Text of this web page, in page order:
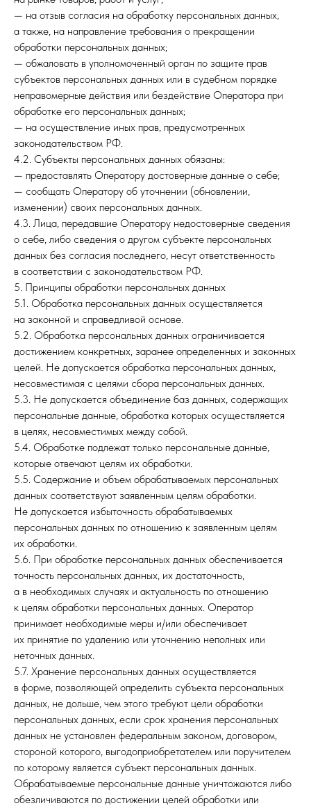
— на отзыв согласия на обработку персональных данных,
а также, на направление требования о прекращении
обработки персональных данных;
— обжаловать в уполномоченный орган по защите прав
субъектов персональных данных или в судебном порядке
неправомерные действия или бездействие Оператора при
обработке его персональных данных;
— на осуществление иных прав, предусмотренных
законодательством РФ.
4.2. Субъекты персональных данных обязаны:
— предоставлять Оператору достоверные данные о себе;
— сообщать Оператору об уточнении (обновлении,
изменении) своих персональных данных.
4.3. Лица, передавшие Оператору недостоверные сведения
о себе, либо сведения о другом субъекте персональных
данных без согласия последнего, несут ответственность
в соответствии с законодательством РФ.
5. Принципы обработки персональных данных
5.1. Обработка персональных данных осуществляется
на законной и справедливой основе.
5.2. Обработка персональных данных ограничивается
достижением конкретных, заранее определенных и законных
целей. Не допускается обработка персональных данных,
несовместимая с целями сбора персональных данных.
5.3. Не допускается объединение баз данных, содержащих
персональные данные, обработка которых осуществляется
в целях, несовместимых между собой.
5.4. Обработке подлежат только персональные данные,
которые отвечают целям их обработки.
5.5. Содержание и объем обрабатываемых персональных
данных соответствуют заявленным целям обработки.
Не допускается избыточность обрабатываемых
персональных данных по отношению к заявленным целям
их обработки.
5.6. При обработке персональных данных обеспечивается
точность персональных данных, их достаточность,
а в необходимых случаях и актуальность по отношению
к целям обработки персональных данных. Оператор
принимает необходимые меры и/или обеспечивает
их принятие по удалению или уточнению неполных или
неточных данных.
5.7. Хранение персональных данных осуществляется
в форме, позволяющей определить субъекта персональных
данных, не дольше, чем этого требуют цели обработки
персональных данных, если срок хранения персональных
данных не установлен федеральным законом, договором,
стороной которого, выгодоприобретателем или поручителем
по которому является субъект персональных данных.
Обрабатываемые персональные данные уничтожаются либо
обезличиваются по достижении целей обработки или